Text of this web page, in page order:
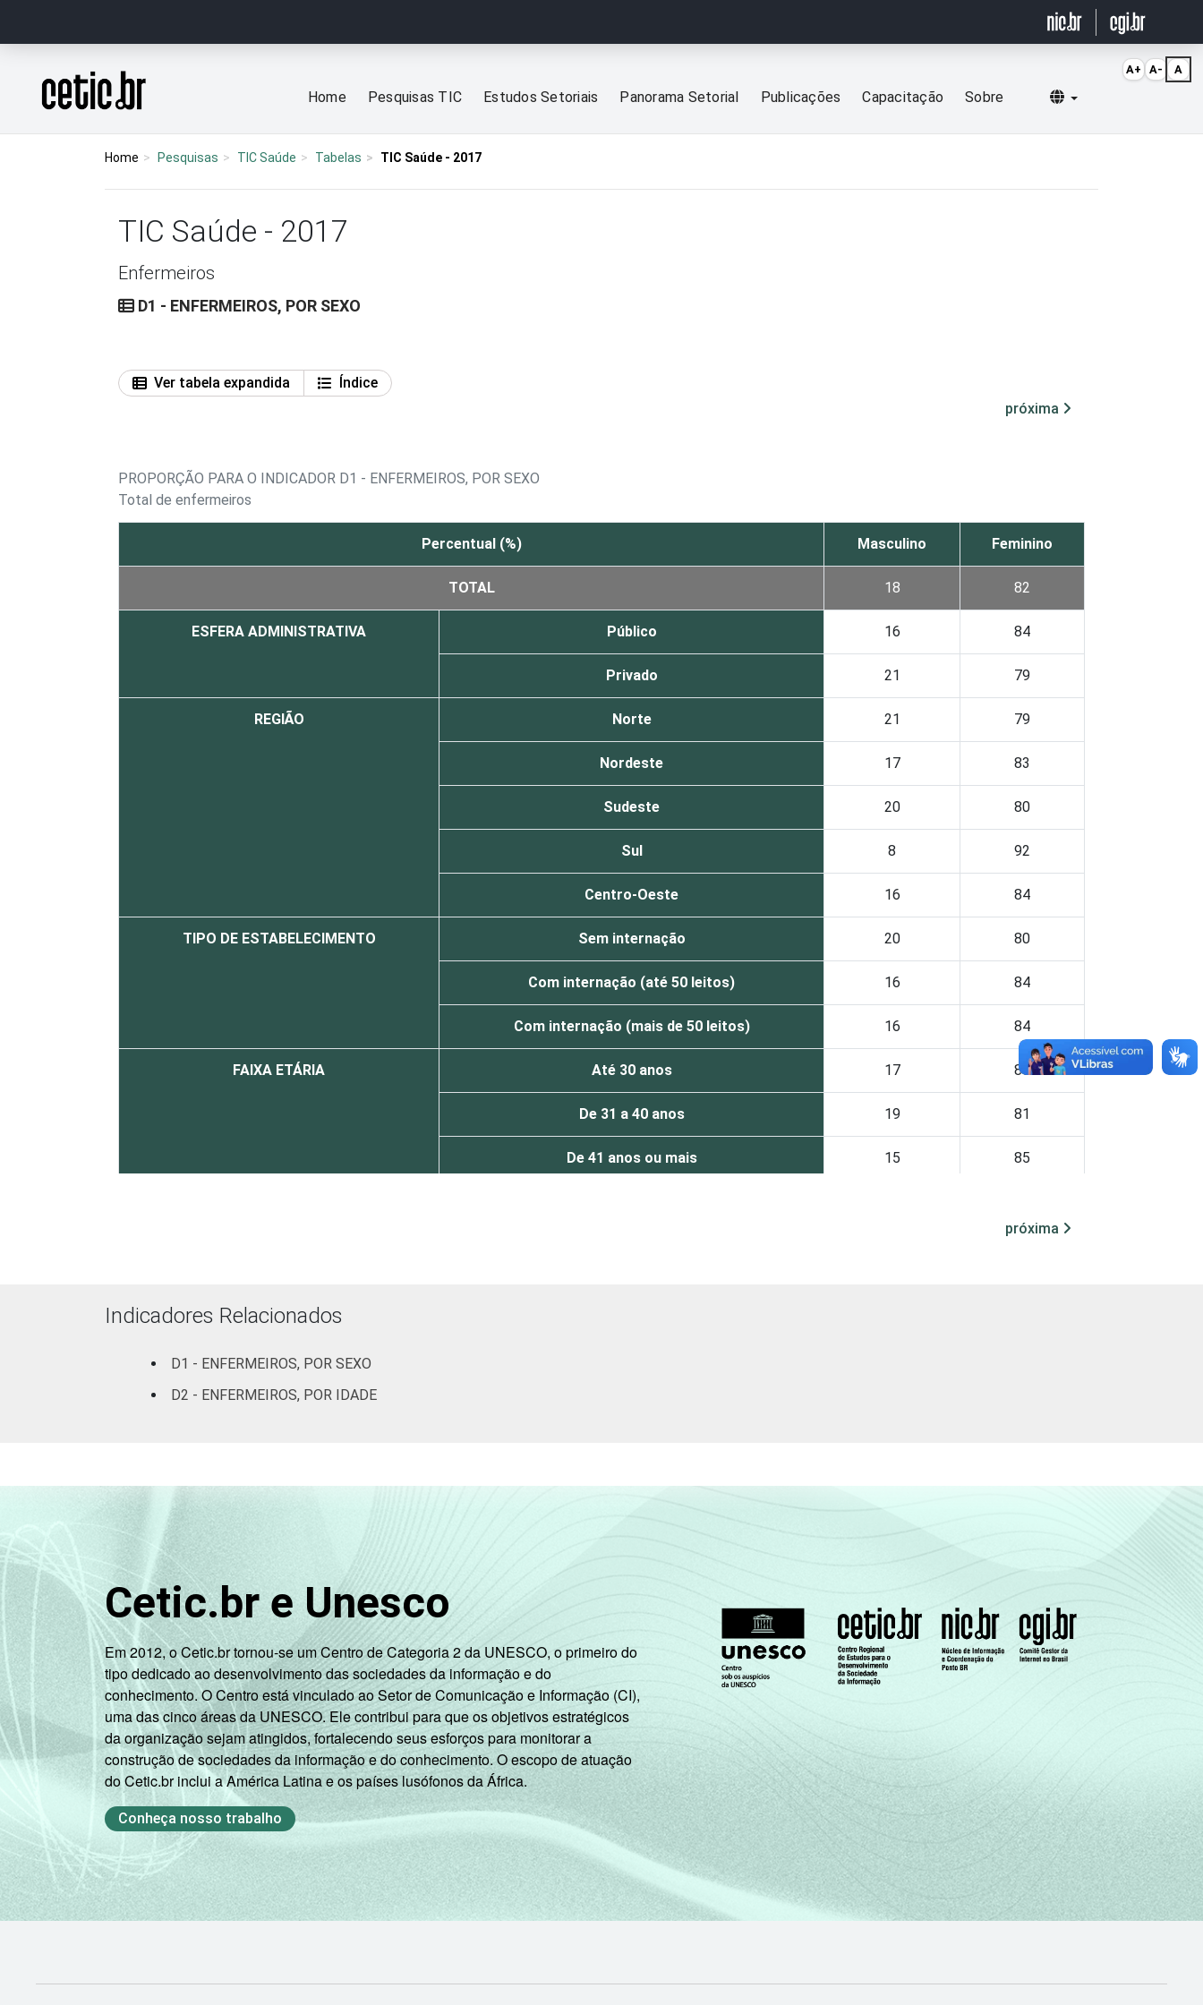
Página inicial
Home Pesquisas TIC Estudos Setoriais Panorama Setorial Publicações Capacitação Sobre Selecionar idioma
Home Pesquisas TIC Saúde Tabelas TIC Saúde - 2017
TIC Saúde - 2017
Enfermeiros
D1 - ENFERMEIROS, POR SEXO
Ver tabela expandida
Índice
próxima
PROPORÇÃO PARA O INDICADOR D1 - ENFERMEIROS, POR SEXO
Total de enfermeiros
Percentual (%) Masculino Feminino
TOTAL 18 82
ESFERA ADMINISTRATIVA Público 16 84
Privado 21 79
REGIÃO Norte 21 79
Nordeste 17 83
Sudeste 20 80
Sul 8 92
Centro-Oeste 16 84
TIPO DE ESTABELECIMENTO Sem internação 20 80
Com internação (até 50 leitos) 16 84
Com internação (mais de 50 leitos) 16 84
FAIXA ETÁRIA Até 30 anos 17 83
De 31 a 40 anos 19 81
De 41 anos ou mais 15 85
tecnologias de informação e comunicação nos estabelecimentos de saúde brasileiros - TIC Saúde 2017.
próxima
Indicadores Relacionados
D1 - ENFERMEIROS, POR SEXO
D2 - ENFERMEIROS, POR IDADE
Cetic.br e Unesco
Em 2012, o Cetic.br tornou-se um Centro de Categoria 2 da UNESCO, o primeiro do
tipo dedicado ao desenvolvimento das sociedades da informação e do
conhecimento. O Centro está vinculado ao Setor de Comunicação e Informação (CI),
uma das cinco áreas da UNESCO. Ele contribui para que os objetivos estratégicos
da organização sejam atingidos, fortalecendo seus esforços para monitorar a
construção de sociedades da informação e do conhecimento. O escopo de atuação
do Cetic.br inclui a América Latina e os países lusófonos da África.
Conheça nosso trabalho
A+ A- A